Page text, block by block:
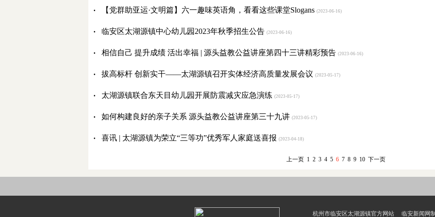
· 【党群助亚运·文明篇】六一趣味英语角，看看这些课堂Slogans (2023-06-16)
· 临安区太湖源镇中心幼儿园2023年秋季招生公告 (2023-06-16)
· 相信自己 提升成绩 活出幸福 | 源头益教公益讲座第四十三讲精彩预告 (2023-06-16)
· 拔高标杆 创新实干——太湖源镇召开实体经济高质量发展会议 (2023-05-17)
· 太湖源镇联合东天目幼儿园开展防震减灾应急演练 (2023-05-17)
· 如何构建良好的亲子关系 源头益教公益讲座第三十九讲 (2023-05-17)
· 喜讯 | 太湖源镇为荣立“三等功”优秀军人家庭送喜报 (2023-04-18)
上一页 1 2 3 4 5 6 7 8 9 10 下一页
杭州市临安区太湖源镇官方网站 临安新闻网